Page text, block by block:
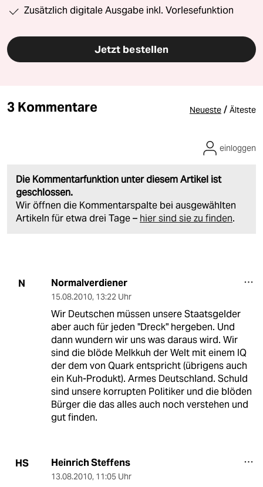
Zusätzlich digitale Ausgabe inkl. Vorlesefunktion
Jetzt bestellen
3 Kommentare Neueste / Älteste
Die Kommentarfunktion unter diesem Artikel ist
geschlossen.
Wir öffnen die Kommentarspalte bei ausgewählten
Artikeln für etwa drei Tage – hier sind sie zu finden.
einloggen
N Normalverdiener
15.08.2010, 13:22 Uhr
Wir Deutschen müssen unsere Staatsgelder
aber auch für jeden "Dreck" hergeben. Und
dann wundern wir uns was daraus wird. Wir
sind die blöde Melkkuh der Welt mit einem IQ
der dem von Quark entspricht (übrigens auch
ein Kuh-Produkt). Armes Deutschland. Schuld
sind unsere korrupten Politiker und die blöden
Bürger die das alles auch noch verstehen und
gut finden.
HS Heinrich Steffens
13.08.2010, 11:05 Uhr